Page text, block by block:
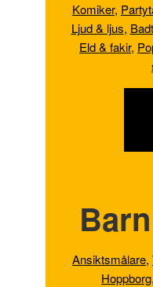
Komiker,
Ljud & ljus,
Eld & fakir,
Ansiktsmålare,
Hoppborg,